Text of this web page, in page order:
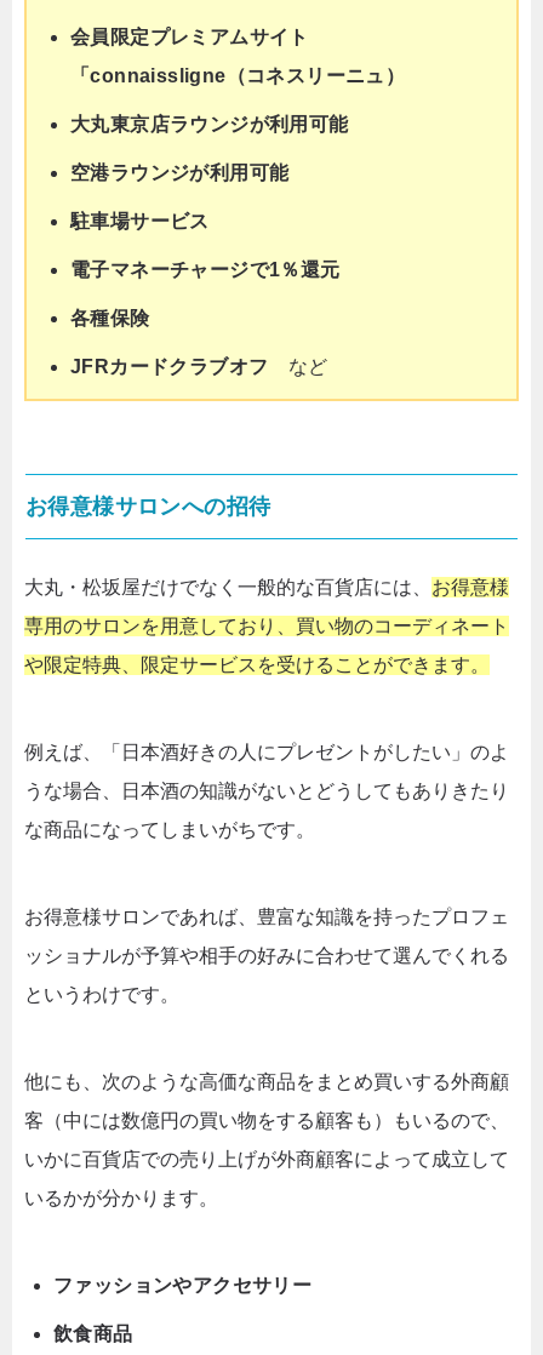
ICチップが使えないときの対処法
年会費の高いクレジットカードランキン
グ！
会員限定プレミアムサイト
「connaissligne（コネスリーニュ）
大丸東京店ラウンジが利用可能
空港ラウンジが利用可能
駐車場サービス
電子マネーチャージで1％還元
各種保険
JFRカードクラブオフ など
お得意様サロンへの招待
大丸・松坂屋だけでなく一般的な百貨店には、 お得意様
専用のサロンを用意しており、買い物のコーディネート
や限定特典、限定サービスを受けることができます。
例えば、「日本酒好きの人にプレゼントがしたい」のよ
うな場合、日本酒の知識がないとどうしてもありきたり
な商品になってしまいがちです。
お得意様サロンであれば、豊富な知識を持ったプロフェ
ッショナルが予算や相手の好みに合わせて選んでくれる
というわけです。
他にも、次のような高価な商品をまとめ買いする外商顧
客（中には数億円の買い物をする顧客も）もいるので、
いかに百貨店での売り上げが外商顧客によって成立して
いるかが分かります。
ファッションやアクセサリー
飲食商品